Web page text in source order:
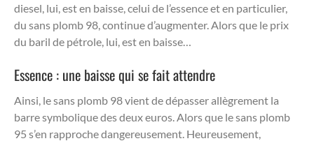
diesel, lui, est en baisse, celui de l’essence et en particulier,
du sans plomb 98, continue d’augmenter. Alors que le prix
du baril de pétrole, lui, est en baisse…
Essence : une baisse qui se fait attendre
Ainsi, le sans plomb 98 vient de dépasser allègrement la
barre symbolique des deux euros. Alors que le sans plomb
95 s’en rapproche dangereusement. Heureusement,